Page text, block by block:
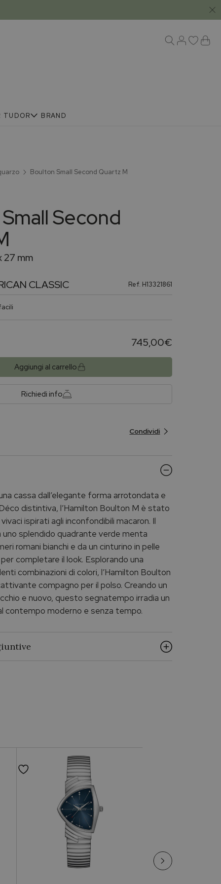
TUDOR BRAND
Boulton Small Second Quartz M
Second
27 mm
CLASSIC Ref. H13321861
745,00€
Aggiungi al carrello
Richiedi info
Condividi
cassa dall’elegante forma arrotondata e
distintiva, l’Hamilton Boulton M è stato
ispirati agli inconfondibili macaron. Il
splendido quadrante verde menta
romani bianchi e da un cinturino in pelle
completare il look. Esplorando una
combinazioni di colori, l’Hamilton Boulton
compagno per il polso. Creando un
e nuovo, questo segnatempo irradia un
contempo moderno e senza tempo.